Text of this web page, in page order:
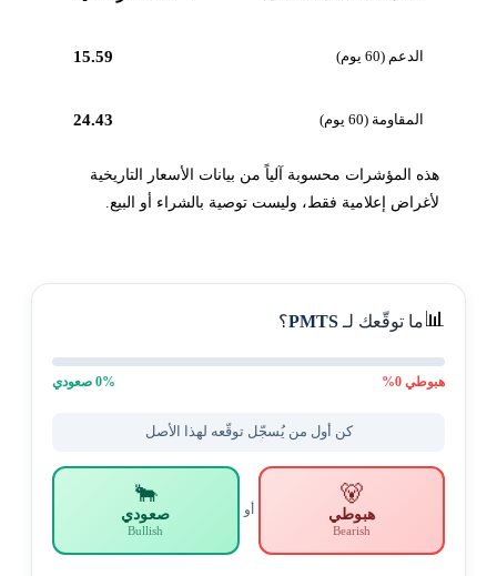
الدعم (60 يوم) 15.59
المقاومة (60 يوم) 24.43
هذه المؤشرات محسوبة آلياً من بيانات الأسعار التاريخية
لأغراض إعلامية فقط، وليست توصية بالشراء أو البيع.
📊ما توقّعك لـPMTS؟
هبوطي0
%
0% صعودي
كن أول من يُسجّل توقّعه لهذا الأصل
🐻
هبوطي
Bearish
أو
🐂
صعودي
Bullish